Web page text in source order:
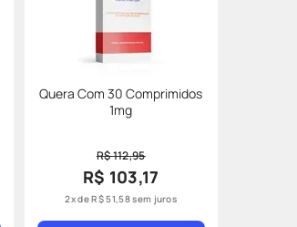
Quera Com 30 Comprimidos
1mg
R$ 112,95
R$ 103,17
2x deR$51,58sem juros